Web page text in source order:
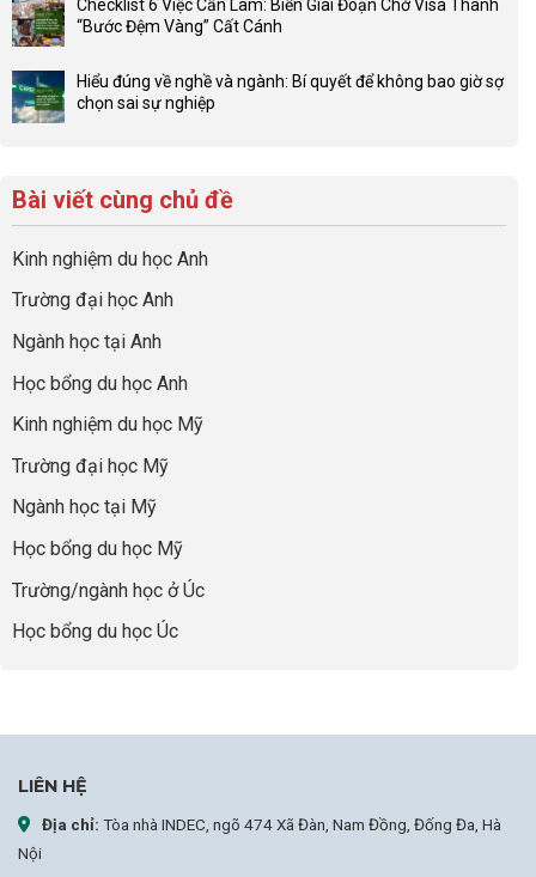
sức
mạnh
network
gia
đình
sự
nghiệp
tư
sớm:
Chiến
hiệu
quả
của
cha
thông
bình
luận
Đừng
để
hồ
sơ
du
học
“Dày
hoạt
động
nhưng
thiếu
năng
lực”
Checklist 6 Việc Cần Làm: Biến Giai Đoạn Chờ Visa Thành
“Bước Đệm Vàng” Cất Cánh
bình
luận
Việc
Biến
Đoạn
Visa
“Bước
Vàng”
Cất
Cánh
Hiểu đúng về nghề và ngành: Bí quyết để không bao giờ sợ
chọn sai sự nghiệp
luận
ở
Hiểu
đúng
nghề
và
ngành:
quyết
không
giờ
chọn
sự
Bài viết cùng chủ đề
Kinh nghiệm du học Anh
Trường đại học Anh
Ngành học tại Anh
Học bổng du học Anh
Kinh nghiệm du học Mỹ
Trường đại học Mỹ
Ngành học tại Mỹ
Học bổng du học Mỹ
Trường/ngành học ở Úc
Học bổng du học Úc
LIÊN HỆ
Địa chỉ: Tòa nhà INDEC, ngõ 474 Xã Đàn, Nam Đồng, Đống Đa, Hà
Nội